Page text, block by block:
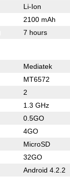
Li-Ion
2100 mAh
7 hours
Mediatek
MT6572
2
1.3 GHz
0.5GO
4GO
MicroSD
32GO
Android 4.2.2